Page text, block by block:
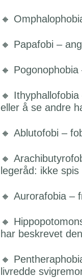
🔸
🔸 Papafobi –
🔸
🔸
eller å se andre
🔸 Ablutofobi –
🔸
legeråd: ikke
🔸 Aurorafobia –
🔸
har beskrevet
🔸
livredde